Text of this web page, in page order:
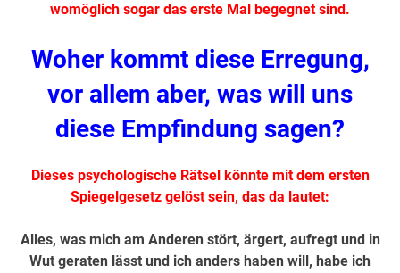
womöglich sogar das erste Mal begegnet sind.
Woher kommt diese Erregung,
vor allem aber, was will uns
diese Empfindung sagen?
Dieses psychologische Rätsel könnte mit dem ersten
Spiegelgesetz gelöst sein, das da lautet:
Alles, was mich am Anderen stört, ärgert, aufregt und in
Wut geraten lässt und ich anders haben will, habe ich